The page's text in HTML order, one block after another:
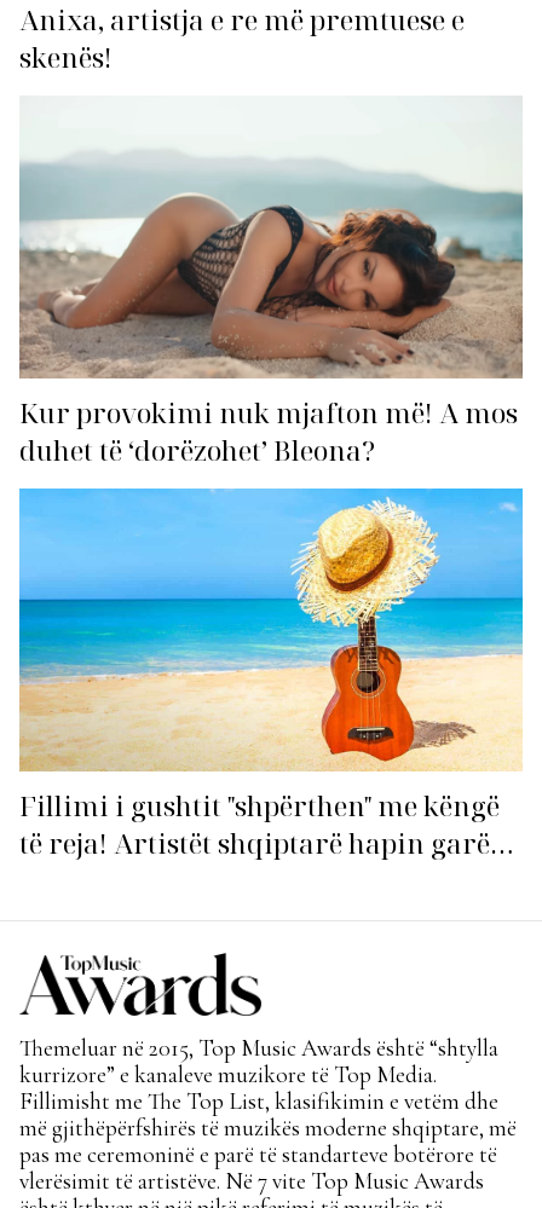
Anixa, artistja e re më premtuese e
skenës!
Kur provokimi nuk mjafton më! A mos
duhet të ‘dorëzohet’ Bleona?
Fillimi i gushtit "shpërthen" me këngë
të reja! Artistët shqiptarë hapin garën
Themeluar në 2015, Top Music Awards është “shtylla
kurrizore” e kanaleve muzikore të Top Media.
Fillimisht me The Top List, klasifikimin e vetëm dhe
më gjithëpërfshirës të muzikës moderne shqiptare, më
pas me ceremoninë e parë të standarteve botërore të
vlerësimit të artistëve. Në 7 vite Top Music Awards